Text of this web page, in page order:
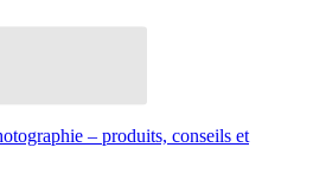
– produits, conseils et